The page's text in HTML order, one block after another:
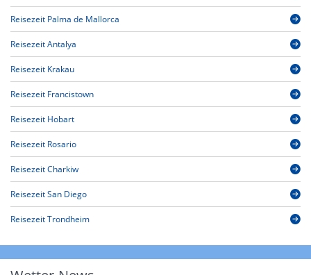
Reisezeit Palma de Mallorca
Reisezeit Antalya
Reisezeit Krakau
Reisezeit Francistown
Reisezeit Hobart
Reisezeit Rosario
Reisezeit Charkiw
Reisezeit San Diego
Reisezeit Trondheim